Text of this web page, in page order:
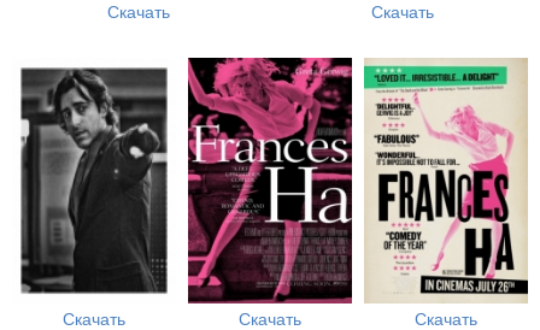
Скачать Скачать
Скачать Скачать Скачать